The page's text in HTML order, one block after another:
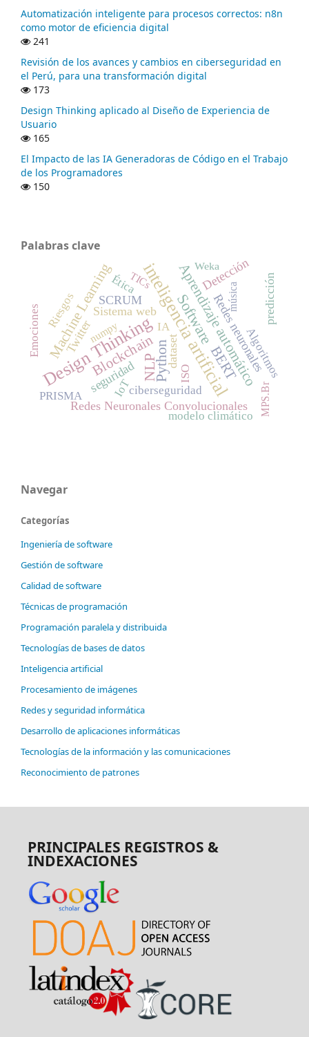
Automatización inteligente para procesos correctos: n8n
como motor de eficiencia digital
241
Revisión de los avances y cambios en ciberseguridad en
el Perú, para una transformación digital
173
Design Thinking aplicado al Diseño de Experiencia de
Usuario
165
El Impacto de las IA Generadoras de Código en el Trabajo
de los Programadores
150
Palabras clave
Design Thinkinginteligencia artificial
Python
Software
NLP
Machine Learning
BERT
Aprendizaje automático
Blockchain
Sistema web
SCRUM
seguridad
Redes Neuronales Convolucionales
Twitter Redes neuronalespredicción
Detección
dataset
ciberseguridad
modelo climático
ISO
Riesgos
Algoritmos
Ética
Emociones IA
PRISMA IoT MPS.Br
numpy
música
Weka
TICs
Navegar
Categorías
Ingeniería de software
Gestión de software
Calidad de software
Técnicas de programación
Programación paralela y distribuida
Tecnologías de bases de datos
Inteligencia artificial
Procesamiento de imágenes
Redes y seguridad informática
Desarrollo de aplicaciones informáticas
Tecnologías de la información y las comunicaciones
Reconocimiento de patrones
PRINCIPALES REGISTROS &
INDEXACIONES